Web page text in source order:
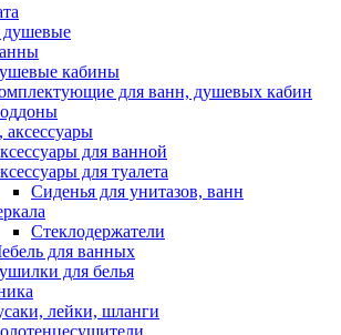
кабины
для ванн, душевых кабин
аксессуары
для ванной
для туалета
Сиденья для унитазов, ванн
Стеклодержатели
для ванных
для белья
лейки, шланги